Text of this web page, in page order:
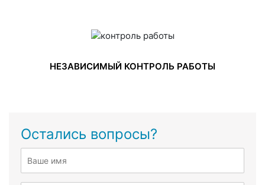
НЕЗАВИСИМЫЙ КОНТРОЛЬ РАБОТЫ
Остались вопросы?